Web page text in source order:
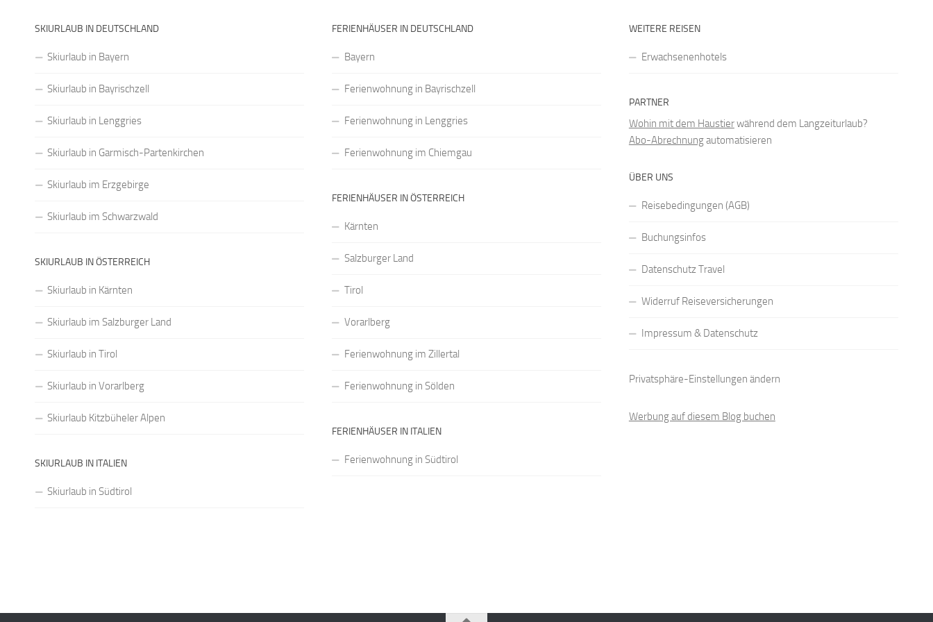
SKIURLAUB IN DEUTSCHLAND
Skiurlaub in Bayern
Skiurlaub in Bayrischzell
Skiurlaub in Lenggries
Skiurlaub in Garmisch-Partenkirchen
Skiurlaub im Erzgebirge
Skiurlaub im Schwarzwald
SKIURLAUB IN ÖSTERREICH
Skiurlaub in Kärnten
Skiurlaub im Salzburger Land
Skiurlaub in Tirol
Skiurlaub in Vorarlberg
Skiurlaub Kitzbüheler Alpen
SKIURLAUB IN ITALIEN
Skiurlaub in Südtirol
FERIENHÄUSER IN DEUTSCHLAND
Bayern
Ferienwohnung in Bayrischzell
Ferienwohnung in Lenggries
Ferienwohnung im Chiemgau
FERIENHÄUSER IN ÖSTERREICH
Kärnten
Salzburger Land
Tirol
Vorarlberg
Ferienwohnung im Zillertal
Ferienwohnung in Sölden
FERIENHÄUSER IN ITALIEN
Ferienwohnung in Südtirol
WEITERE REISEN
Erwachsenenhotels
PARTNER
Wohin mit dem Haustierwährend dem Langzeiturlaub?
Abo-Abrechnungautomatisieren
ÜBER UNS
Reisebedingungen (AGB)
Buchungsinfos
Datenschutz Travel
Widerruf Reiseversicherungen
Impressum & Datenschutz
Privatsphäre-Einstellungen ändern
Werbung auf diesem Blog buchen